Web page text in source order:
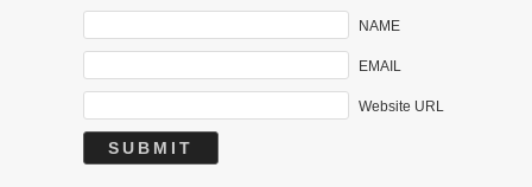
NAME
EMAIL
Website URL